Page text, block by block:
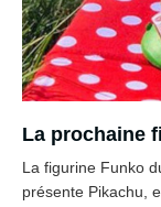
La prochaine
La figurine Funko
présente Pikachu,